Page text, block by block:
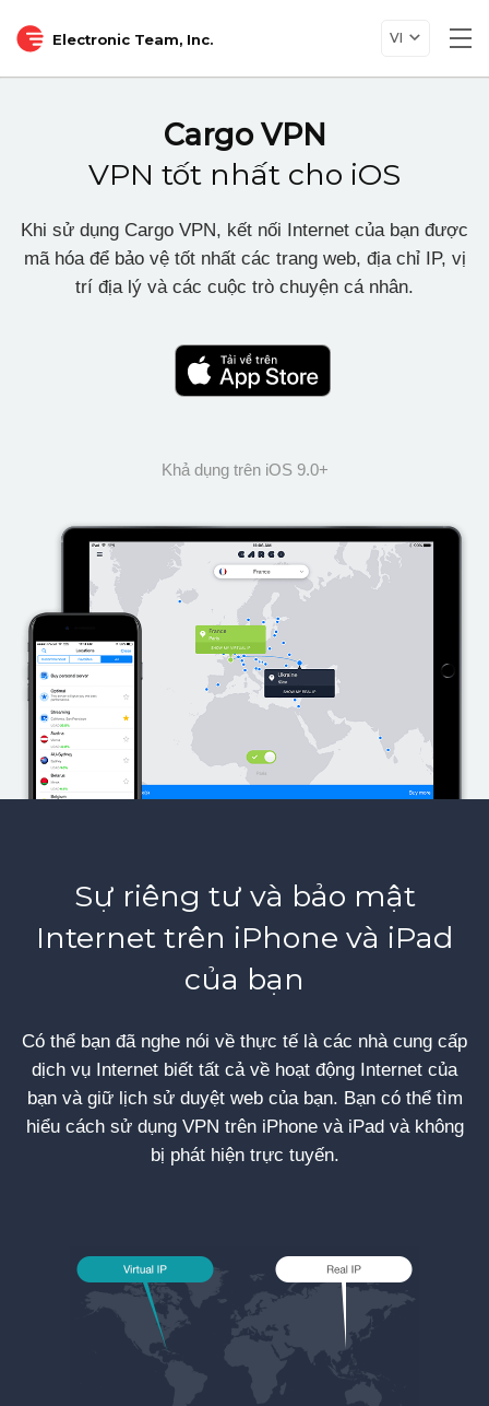
Electronic Team, Inc. VI
Cargo VPN
VPN tốt nhất cho iOS
Khi sử dụng Cargo VPN, kết nối Internet của bạn được
mã hóa để bảo vệ tốt nhất các trang web, địa chỉ IP, vị
trí địa lý và các cuộc trò chuyện cá nhân.
Khả dụng trên iOS 9.0+
Sự riêng tư và bảo mật
Internet trên iPhone và iPad
của bạn
Có thể bạn đã nghe nói về thực tế là các nhà cung cấp
dịch vụ Internet biết tất cả về hoạt động Internet của
bạn và giữ lịch sử duyệt web của bạn. Bạn có thể tìm
hiểu cách sử dụng VPN trên iPhone và iPad và không
bị phát hiện trực tuyến.